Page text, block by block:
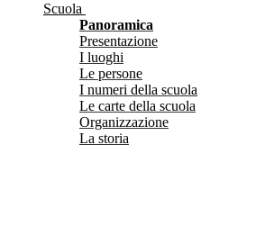
Scuola
Panoramica
Presentazione
I luoghi
Le persone
I numeri della scuola
Le carte della scuola
Organizzazione
La storia